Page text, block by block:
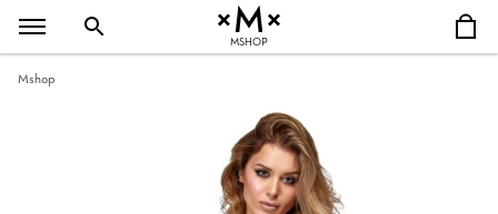
MSHOP
Mshop